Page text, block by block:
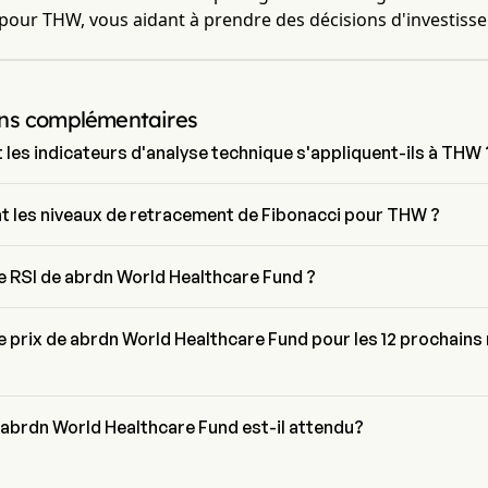
THW, vous aidant à prendre des décisions
complémentaires
les indicateurs d'analyse technique s'appliquent-ils à THW
Healthcare Fund a 2 signaux d'achat, 2 signaux neutres et 3
les niveaux de retracement de Fibonacci pour THW ?
et 100%。
RSI de abrdn World Healthcare Fund ?
prix de abrdn World Healthcare Fund pour les 12 prochains
World Healthcare Fund est-il attendu?